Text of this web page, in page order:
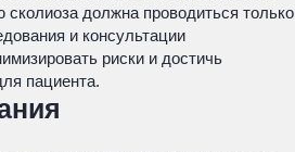
должна проводиться только
и консультации
риски и достичь
пациента.